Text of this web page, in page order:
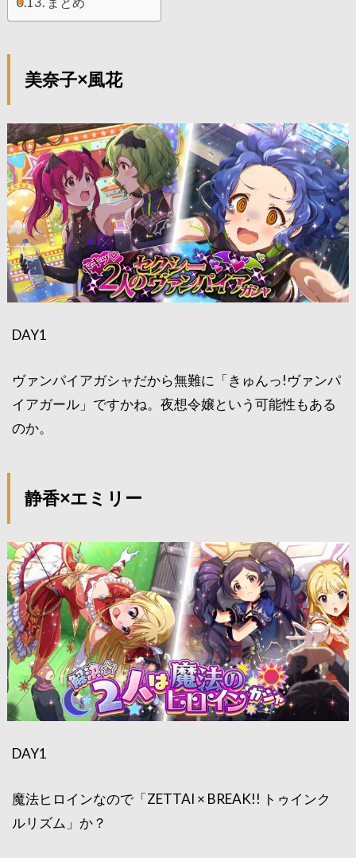
美奈子×風花
DAY1
ヴァンパイアガシャだから無難に「きゅんっ!ヴァンパ
イアガール」ですかね。夜想令嬢という可能性もある
のか。
静香×エミリー
DAY1
魔法ヒロインなので「ZETTAI × BREAK!! トゥインク
ルリズム」か？